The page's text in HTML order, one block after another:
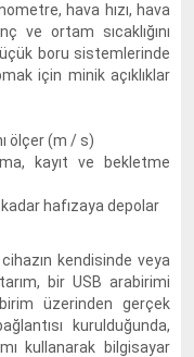
hava hızı, hava
ve ortam sıcaklığını
boru sistemlerinde
için minik açıklıklar
ölçer (m / s)
kayıt ve bekletme
hafızaya depolar
kendisinde veya
bir USB arabirimi
üzerinden gerçek
kurulduğunda,
kullanarak bilgisayar